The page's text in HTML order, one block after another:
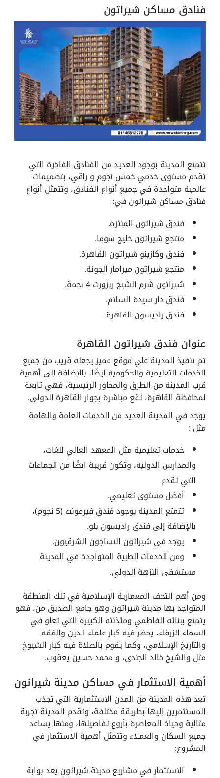
فنادق مساكن شيراتون
تتمتع المدينة بوجود العديد من الفنادق الفاخرة التي
تقدم مستوى خدمي خمس نجوم و راقي، بتصميمات
عالمية متواجدة في جميع أنواع الفنادق، وتتمثل أنواع
فنادق مساكن شيراتون في:
فندق شيراتون المنتزه.
منتجع شيراتون خليج سوما.
فندق وكازينو شيراتون القاهرة.
منتجع شيراتون ميرامار الجونة.
شيراتون شرم الشيخ ريزورت 4 نجمة.
فندق دار سيدة السلام.
فندق راديسون القاهرة.
عنوان فندق شيراتون القاهرة
تم تنفيذ المدينة علي موقع مميز يجعله قريب من جميع
الخدمات التعليمية والحكومية ايضًا، بالإضافة إلى أهمية
قرب المدينة من الطرق والمحاور الرئيسية، فهي تابعة
لمحافظة القاهرة، تقع مباشرة بجوار القاهرة الدولي.
يوجد في المدينة العديد من الخدمات العامة والهامة
مثل :
خدمات تعليمية مثل المعهد العالي للغات،
والمدارس الدولية، وتكون قريبة ايضًا من الجماعات
التي تقدم
أفضل مستوى تعليمي.
تتمتع المدينة بوجود فندق فيرمونت (5 نجوم)،
بالإضافة إلى فندق راديسون بلو.
يوجد في شيراتون النساجون الشرقيون.
ومن الخدمات الطبية المتواجدة في المدينة
مستشفى النزهة الدولي.
ومن أهم التحف المعمارية الإسلامية في تلك المنطقة
المتواجد بها مدينة شيراتون وهو جامع الصديق من، فهو
يتمتع ببنائه الفاطمي ومئذنته الكبيرة التي تعلو في
السماء الزرقاء، يحضر فيه كبار علماء الدين والفقه
والتاريخ الإسلامي، وكما يقوم بالصلاة فيه كبار الشيوخ
مثل والشيخ خالد الجندي، و محمد حسين يعقوب.
أهمية الاستثمار في مساكن مدينة شيراتون
تعد هذه المدينة من المدن الاستثمارية التي تجذب
المستثمرين إليها بطريقة مختلفة، وتقدم المدينة تجربة
مثالية وحياة المعاصرة بأروع تفاصيلها، ومنها يساعد
جميع السكان والعملاء وتتمثل أهمية الاستثمار في
المشروع:
الاستثمار في مشاريع مدينة شيراتون يعد بوابة